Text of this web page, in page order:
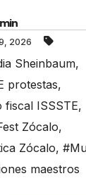
2026
Sheinbaum,
protestas,
fiscal ISSSTE,
Zócalo,
Zócalo,
maestros